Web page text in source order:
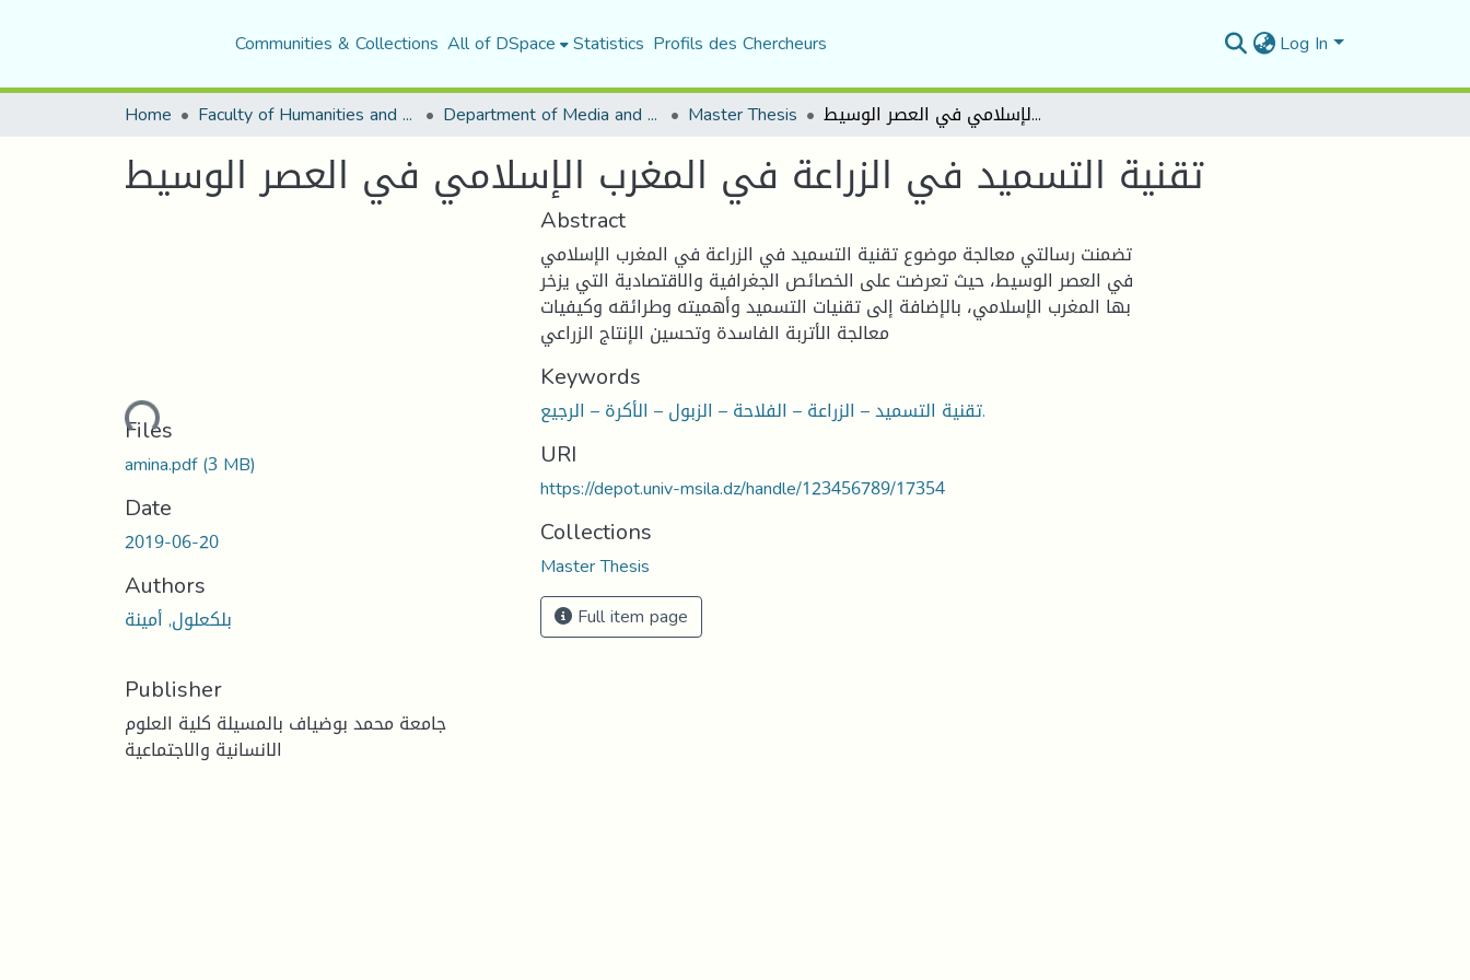
Communities & Collections All of DSpace Statistics Profils des Chercheurs Log In
Home Faculty of Humanities and Social Sciences Department of Media and Communication Studies Master Thesis تقنية التسميد في الزراعة في المغرب الإسلامي في العصر الوسيط
تقنية التسميد في الزراعة في المغرب الإسلامي في العصر الوسيط
Loading...
Files
amina.pdf(3 MB)
Date
2019-06-20
Authors
بلكعلول, أمينة
Publisher
جامعة محمد بوضياف بالمسيلة كلية العلوم
الانسانية والاجتماعية
Abstract
تضمنت رسالتي معالجة موضوع تقنية التسميد في الزراعة في المغرب الإسلامي
في العصر الوسيط، حيث تعرضت على الخصائص الجغرافية والاقتصادية التي يزخر
بها المغرب الإسلامي، بالإضافة إلى تقنيات التسميد وأهميته وطرائقه وكيفيات
معالجة الأتربة الفاسدة وتحسين الإنتاج الزراعي
Keywords
تقنية التسميد – الزراعة – الفلاحة – الزبول – الأكرة – الرجيع.
URI
https://depot.univ-msila.dz/handle/123456789/17354
Collections
Master Thesis
Full item page